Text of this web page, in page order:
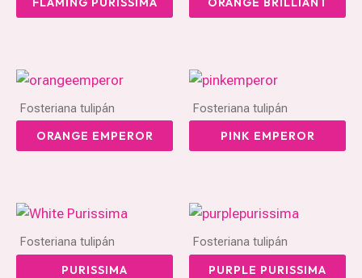
Fosteriana tulipán
ORANGE EMPEROR
Fosteriana tulipán
PINK EMPEROR
Fosteriana tulipán
PURISSIMA
Fosteriana tulipán
PURPLE PURISSIMA